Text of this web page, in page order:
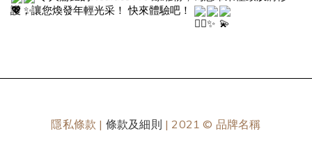
護，讓您煥發年輕光采！ 快來體驗吧！
隱私條款 | 條款及細則 | 2021 © 品牌名稱